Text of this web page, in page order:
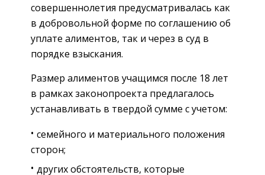
совершеннолетия предусматривалась как
в добровольной форме по соглашению об
уплате алиментов, так и через в суд в
порядке взыскания.
Размер алиментов учащимся после 18 лет
в рамках законопроекта предлагалось
устанавливать в твердой сумме с учетом:
семейного и материального положения
сторон;
других обстоятельств, которые